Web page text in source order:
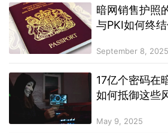
暗网销售护照
与PKI如何终
September 8, 2025
17亿个密码在
如何抵御这些
May 9, 2025